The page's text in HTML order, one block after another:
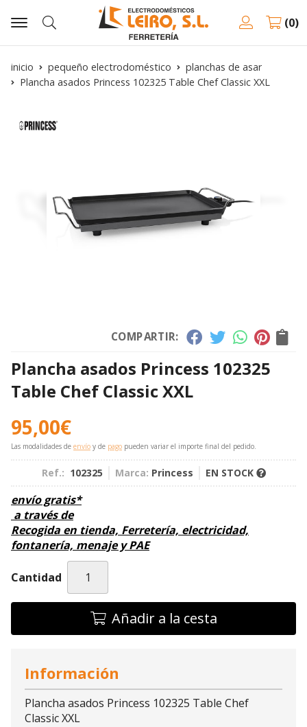
Buscar
0
inicio pequeño electrodoméstico
planchas de asar
Plancha asados Princess 102325 Table Chef Classic XXL
COMPARTIR:
Plancha asados Princess 102325
Table Chef Classic XXL
95,00€
Las modalidades de envío y de pago pueden variar el importe final del pedido.
Ref.: 102325 Marca: Princess EN STOCK
envío gratis*
a través de
Recogida en tienda, Ferretería, electricidad,
fontanería, menaje y PAE
Cantidad
Añadir a la cesta
Información
Plancha asados Princess 102325 Table Chef
Classic XXL